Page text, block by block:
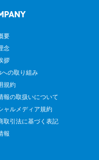
要
念
拶
への取り組み
規約
報の取扱いについて
ャルメディア規約
取引法に基づく表記
報